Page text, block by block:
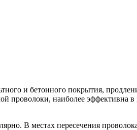
и бетонного покрытия,
проволоки, наиболее эффективна
В местах пересечения